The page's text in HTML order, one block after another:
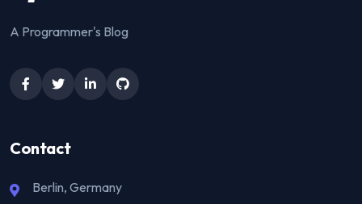
A Programmer's Blog
Contact
Berlin, Germany